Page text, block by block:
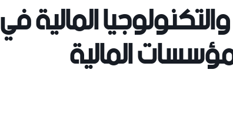
المالية فيالمالية